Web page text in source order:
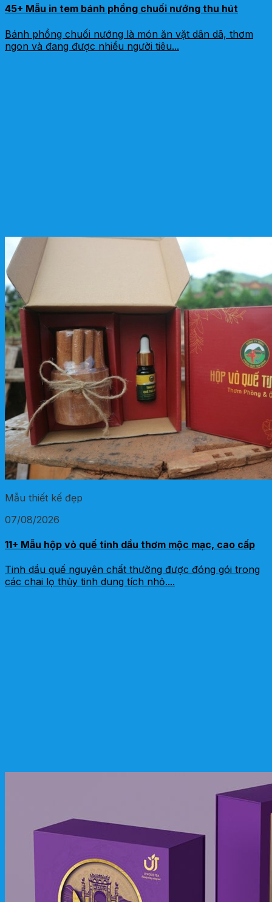
45+ Mẫu in tem bánh phồng chuối nướng thu hút
Bánh phồng chuối nướng là món ăn vặt dân dã, thơm
ngon và đang được nhiều người tiêu...
Mẫu thiết kế đẹp
07/08/2026
11+ Mẫu hộp vỏ quế tinh dầu thơm mộc mạc, cao cấp
Tinh dầu quế nguyên chất thường được đóng gói trong
các chai lọ thủy tinh dung tích nhỏ....